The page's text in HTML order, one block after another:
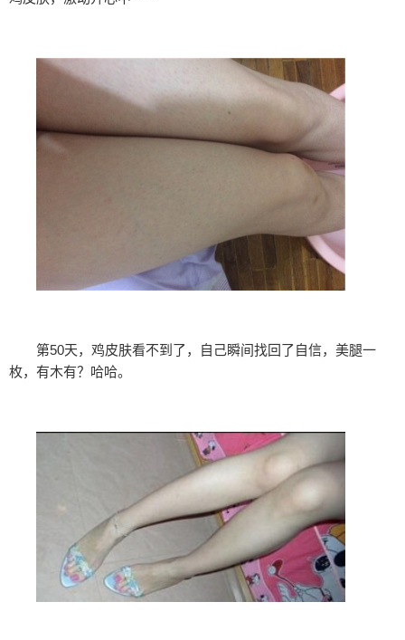
第50天，鸡皮肤看不到了，自己瞬间找回了自信，美腿一
枚，有木有？哈哈。